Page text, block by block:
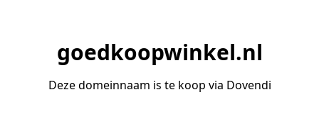
goedkoopwinkel.nl
Deze domeinnaam is te koop via Dovendi